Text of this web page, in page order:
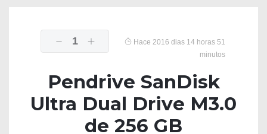
1
Hace 2016 dias 14 horas 51
minutos
Pendrive SanDisk
Ultra Dual Drive M3.0
de 256 GB